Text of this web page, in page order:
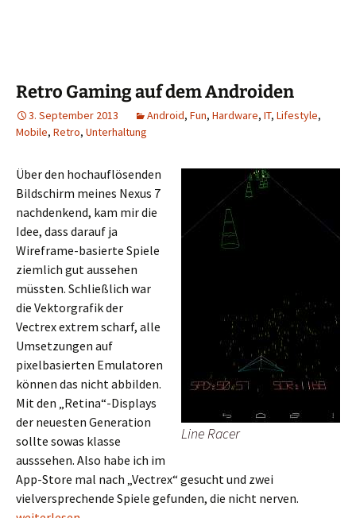
Retro Gaming auf dem Androiden
3. September 2013 Android, Fun, Hardware, IT, Lifestyle,
Mobile, Retro, Unterhaltung
Line Racer
Über den hochauflösenden
Bildschirm meines Nexus 7
nachdenkend, kam mir die
Idee, dass darauf ja
Wireframe-basierte Spiele
ziemlich gut aussehen
müssten. Schließlich war
die Vektorgrafik der
Vectrex extrem scharf, alle
Umsetzungen auf
pixelbasierten Emulatoren
können das nicht abbilden.
Mit den „Retina“-Displays
der neuesten Generation
sollte sowas klasse
ausssehen. Also habe ich im
App-Store mal nach „Vectrex“ gesucht und zwei
vielversprechende Spiele gefunden, die nicht nerven.